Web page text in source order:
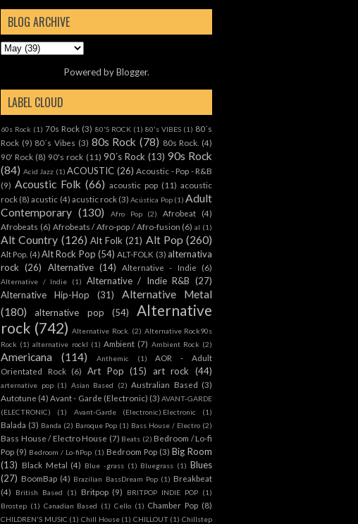
BLOG ARCHIVE
Powered byBlogger.
LABEL CLOUD
60s Rock (1) 70s Rock (3) 80'S ROCK (1) 80's VIBES (1) 80´s
Rock (9) 80´s Vibes (3) 80s Rock (78) 80s Rock. (4)
90' Rock (8) 90's rock (11) 90´s Rock (13) 90s Rock
(84) Acid Jazz (1) ACOUSTIC (26) Acoustic - Pop - R&B
(9) Acoustic Folk (66) acoustic pop (11) acoustic
rock (8) acustic (4) acustic rock (3) Acústica Pop (1) Adult
Contemporary (130) Afro Pop (2) Afrobeat
(4)
Afrobeats (6) Afrobeats / Afro-pop / Afro-fusion (6) al (1)
Alt Country (126) Alt Folk (21) Alt Pop (260)
Alt Pop. (4) Alt Rock Pop (54) ALT-FOLK (3) alternativa
rock (26) Alternative (14) Alternative - Indie (6)
Alternative / Indie (1) Alternative / Indie R&B (27)
Alternative Hip-Hop
(31)
Alternative Metal
(180)
alternative pop (54)
Alternative
rock (742) Alternative Rock. (2) Alternative Rock90s
Rock (1) alternative rockl (1) Ambient (7) Ambient Rock (2)
Americana (114) Anthemic (1)
AOR - Adult
Orientated Rock (6) Art Pop (15) art rock (44)
arternative pop (1) Asian Based (2) Australian Based (3)
Autotune (4) Avant - Garde (Electronic) (3) AVANT-GARDE
(ELECTRONIC)
(1) Avant-Garde (Electronic).Electronic (1)
Balada (3) Banda (2) Baroque Pop (1) Bass House / Electro (2)
Bass House / Electro House (7) Beats (2) Bedroom / Lo-fi
Pop (9) Bedroom / Lo-fiPop (1) Bedroom Pop (3) Big Room
(13) Black Metal (4) Blue -grass (1) Bluegrass (1) Blues
(27) BoomBap (4) Brazilian BassDream Pop (1) Breakbeat
(4)
British Based (1) Britpop (9) BRITPOP INDIE POP (1)
Brostep (1) Canadian Based (1) Cello (1) Chamber Pop (8)
CHILDREN'S MUSIC (1) Chill House (1) CHILLOUT (1) Chillstep